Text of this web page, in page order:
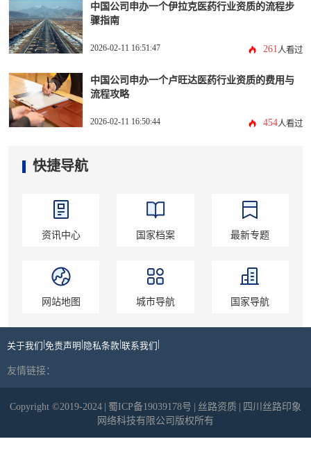
中国公司申办一个伊拉克医药行业资质的流程步
骤指南
2026-02-11 16:51:47 261人看过
中国公司申办一个卢旺达医药行业资质的费用与
流程攻略
2026-02-11 16:50:44 454人看过
快捷导航
资讯中心 国家档案 最新专题
网站地图 城市导航 国家导航
关于我们 免责声明 隐私条款 联系我们
友情链接：
Copyright ©2019-2024 蜀ICP备19039178号 丝路资质
四川丝路印象
网络科技有限公司版权所有